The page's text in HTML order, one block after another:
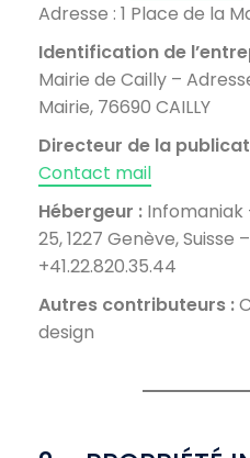
Adresse : 1 Place de la
Identification de
Mairie de Cailly –
Mairie, 76690 CAILLY
Directeur de la
Contact mail
Hébergeur : Infomaniak
25, 1227 Genève, Suisse
+41.22.820.35.44
Autres contributeurs :
design